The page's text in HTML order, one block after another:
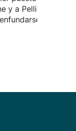
y a Pellizzari, para
el maillot